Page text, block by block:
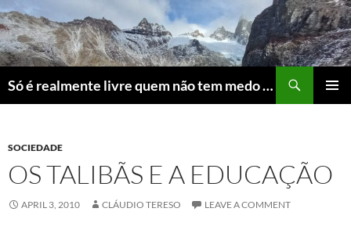
Skip
to
content
Só é realmente livre quem não tem medo do ridículo
SOCIEDADE
OS TALIBÃS E A EDUCAÇÃO
APRIL 3, 2010 CLÁUDIO TERESO LEAVE A COMMENT